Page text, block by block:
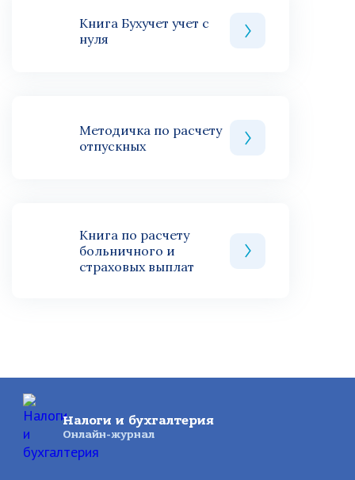
Книга Бухучет учет с
нуля
Методичка по расчету
отпускных
Книга по расчету
больничного и
страховых выплат
Налоги и бухгалтерия
Онлайн-журнал